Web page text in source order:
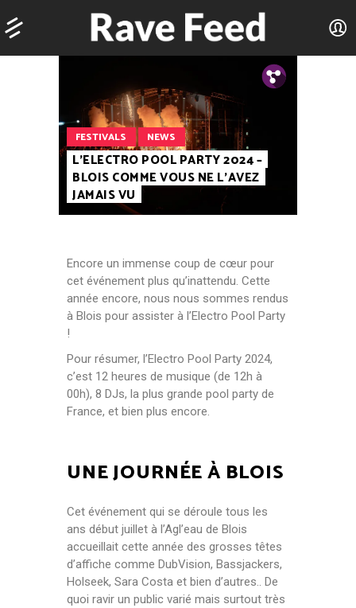
Fb.
Tw.
FESTIVALS NEWS
L’ELECTRO POOL PARTY 2024 –
BLOIS COMME VOUS NE L’AVEZ
JAMAIS VU
Encore un immense coup de cœur pour
cet événement plus qu’inattendu. Cette
année encore, nous nous sommes rendus
à Blois pour assister à l’Electro Pool Party
!
Pour résumer, l’Electro Pool Party 2024,
c’est 12 heures de musique (de 12h à
00h), 8 DJs, la plus grande pool party de
France, et bien plus encore.
UNE JOURNÉE À BLOIS
Cet événement qui se déroule tous les
ans début juillet à l’Agl’eau de Blois
accueillait cette année des grosses têtes
d’affiche comme DubVision, Bassjackers,
Holseek, Sara Costa et bien d’autres.. De
quoi ravir un public varié mais surtout très